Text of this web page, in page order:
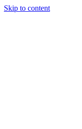
Skip to content